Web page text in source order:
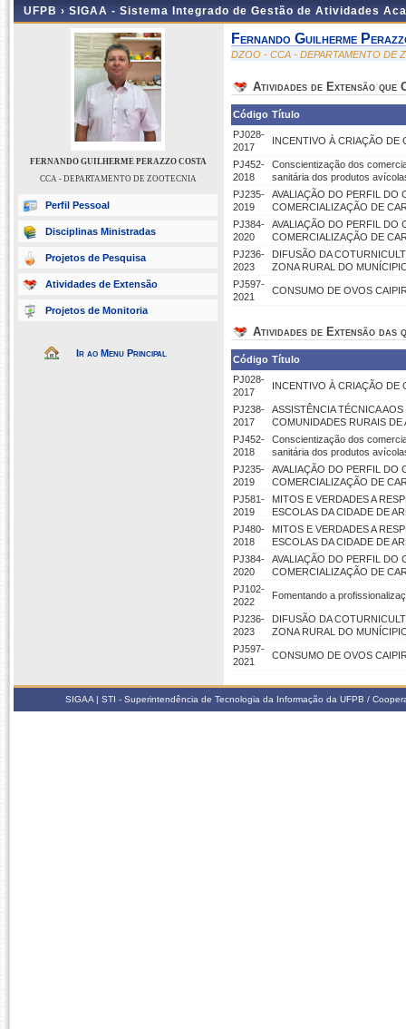
UFPB › SIGAA - Sistema Integrado de Gestão de Atividades
FERNANDO GUILHERME PERAZZO COSTA
CCA - DEPARTAMENTO DE ZOOTECNIA
Perfil Pessoal
Disciplinas Ministradas
Projetos de Pesquisa
Atividades de Extensão
Projetos de Monitoria
Ir ao Menu Principal
Fernando Guilherme
DZOO - CCA - DEPARTAMENTO DE
Atividades de Extensão que
Código Título
PJ028-
2017
INCENTIVO À CRIAÇÃO DE
PJ452-
2018
Conscientização dos
sanitária dos produtos
PJ235-
2019
AVALIAÇÃO DO PERFIL DO
COMERCIALIZAÇÃO DE
PJ384-
2020
AVALIAÇÃO DO PERFIL DO
COMERCIALIZAÇÃO DE
PJ236-
2023
DIFUSÃO DA
ZONA RURAL DO
PJ597-
2021
CONSUMO DE OVOS
Atividades de Extensão das
Código Título
PJ028-
2017
INCENTIVO À CRIAÇÃO DE
PJ238-
2017
ASSISTÊNCIA TÉCNICA
COMUNIDADES RURAIS DE
PJ452-
2018
Conscientização dos
sanitária dos produtos
PJ235-
2019
AVALIAÇÃO DO PERFIL DO
COMERCIALIZAÇÃO DE
PJ581-
2019
MITOS E VERDADES A
ESCOLAS DA CIDADE DE
PJ480-
2018
MITOS E VERDADES A
ESCOLAS DA CIDADE DE
PJ384-
2020
AVALIAÇÃO DO PERFIL DO
COMERCIALIZAÇÃO DE
PJ102-
2022
Fomentando a
PJ236-
2023
DIFUSÃO DA
ZONA RURAL DO
PJ597-
2021
CONSUMO DE OVOS
SIGAA | STI - Superintendência de Tecnologia da Informação da UFPB /